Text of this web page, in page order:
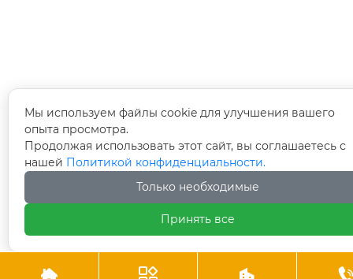
Мы используем файлы cookie для улучшения вашего
опыта просмотра.
Продолжая использовать этот сайт, вы соглашаетесь с
нашей Политикой конфиденциальности.
Только необходимые
Принять все